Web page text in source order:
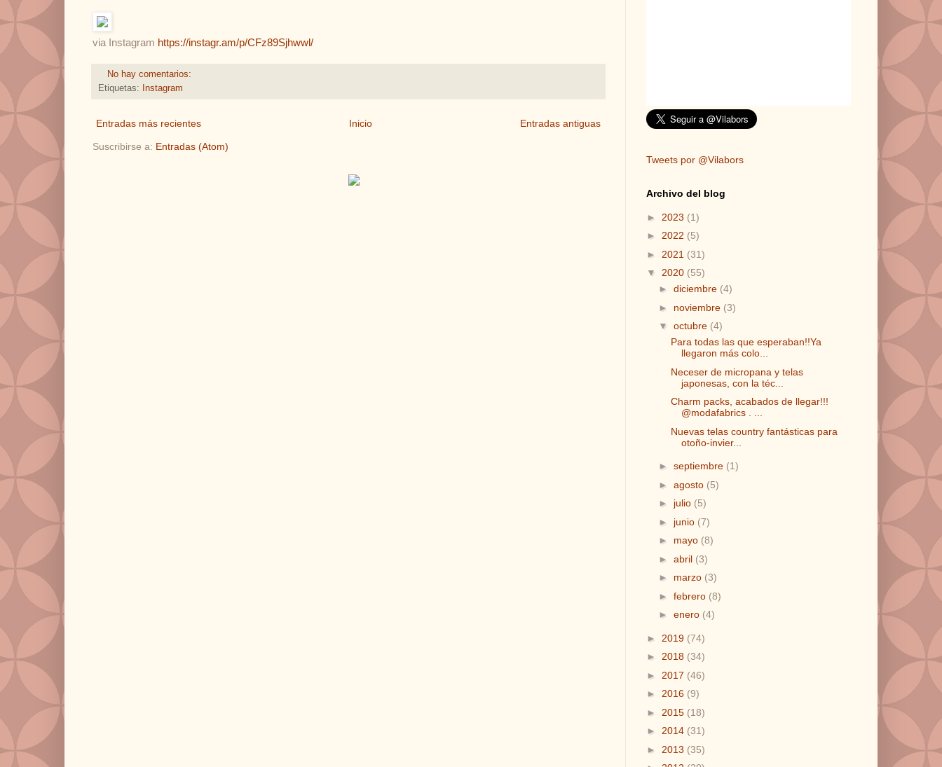
via Instagram https://instagr.am/p/CFz89Sjhwwl/
No hay comentarios:
Etiquetas:
Instagram
Entradas más recientes Entradas antiguas
Inicio
Suscribirse a: Entradas (Atom)
Tweets por @Vilabors
Archivo del blog
► 2023 (1)
► 2022 (5)
► 2021 (31)
▼ 2020 (55)
► diciembre (4)
► noviembre (3)
▼ octubre (4)
Para todas las que esperaban!!Ya
llegaron más colo...
Neceser de micropana y telas
japonesas, con la téc...
Charm packs, acabados de llegar!!!
@modafabrics . ...
Nuevas telas country fantásticas para
otoño-invier...
► septiembre (1)
► agosto (5)
► julio (5)
► junio (7)
► mayo (8)
► abril (3)
► marzo (3)
► febrero (8)
► enero (4)
► 2019 (74)
► 2018 (34)
► 2017 (46)
► 2016 (9)
► 2015 (18)
► 2014 (31)
► 2013 (35)